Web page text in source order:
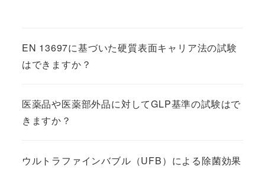
EN 13697に基づいた硬質表面キャリア法の試験
はできますか？
医薬品や医薬部外品に対してGLP基準の試験はで
きますか？
ウルトラファインバブル（UFB）による除菌効果